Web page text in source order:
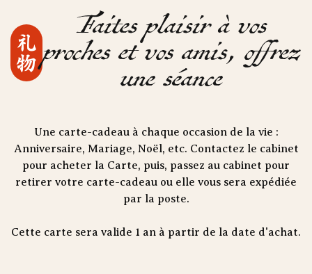
礼物 Faites plaisir à vos
proches et vos amis, offrez
une séance
Une carte-cadeau à chaque occasion de la vie :
Anniversaire, Mariage, Noël, etc. Contactez le cabinet
pour acheter la Carte, puis, passez au cabinet pour
retirer votre carte-cadeau ou elle vous sera expédiée
par la poste.
Cette carte sera valide 1 an à partir de la date d'achat.